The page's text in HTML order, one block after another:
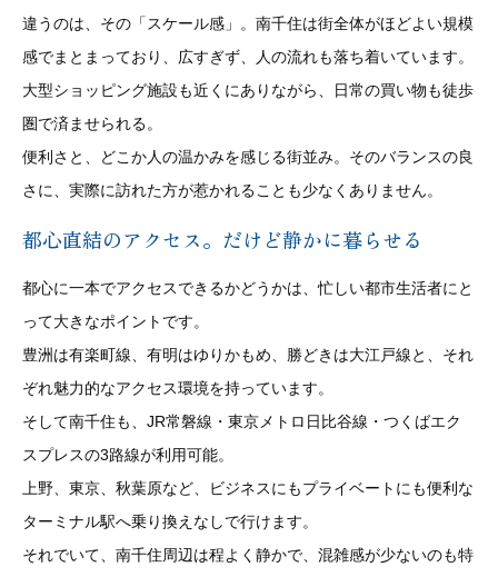
違うのは、その「スケール感」。南千住は街全体がほどよい規模
感でまとまっており、広すぎず、人の流れも落ち着いています。
大型ショッピング施設も近くにありながら、日常の買い物も徒歩
圏で済ませられる。
便利さと、どこか人の温かみを感じる街並み。そのバランスの良
さに、実際に訪れた方が惹かれることも少なくありません。
都心直結のアクセス。だけど静かに暮らせる
都心に一本でアクセスできるかどうかは、忙しい都市生活者にと
って大きなポイントです。
豊洲は有楽町線、有明はゆりかもめ、勝どきは大江戸線と、それ
ぞれ魅力的なアクセス環境を持っています。
そして南千住も、JR常磐線・東京メトロ日比谷線・つくばエク
スプレスの3路線が利用可能。
上野、東京、秋葉原など、ビジネスにもプライベートにも便利な
ターミナル駅へ乗り換えなしで行けます。
それでいて、南千住周辺は程よく静かで、混雑感が少ないのも特